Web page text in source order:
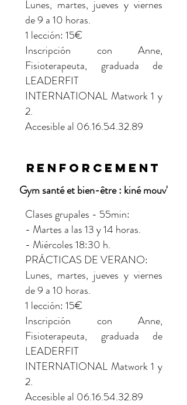
Lunes, martes, jueves y viernes
de 9 a 10 horas.
1 lección: 15€
Inscripción con Anne,
Fisioterapeuta, graduada de
LEADERFIT
INTERNATIONAL Matwork 1 y
2.
Accesible al 06.16.54.32.89
renforcement
Gym santé et bien-être : kiné mouv'
Clases grupales - 55min:
- Martes a las 13 y 14 horas.
- Miércoles 18:30 h.
PRÁCTICAS DE VERANO:
Lunes, martes, jueves y viernes
de 9 a 10 horas.
1 lección: 15€
Inscripción con Anne,
Fisioterapeuta, graduada de
LEADERFIT
INTERNATIONAL Matwork 1 y
2.
Accesible al 06.16.54.32.89